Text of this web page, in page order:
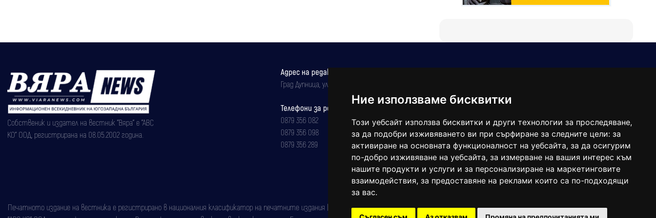
Ние използваме бисквитки
Този уебсайт използва бисквитки и други технологии за проследяване,
за да подобри изживяването ви при сърфиране за следните цели: за
активиране на основната функционалност на уебсайта, за да осигурим
по-добро изживяване на уебсайта, за измерване на вашия интерес към
нашите продукти и услуги и за персонализиране на маркетинговите
взаимодействия, за предоставяне на реклами които са по-подходящи
за вас.
Собственик и издател на вестник "Вяра" е "АВС
КО" ООД, регистрирана на 08.05.2002 година.
Адрес на редакцията
Град Дупница, ул.''Христо Ботев" 43
Телефони за реклама и абонаменти
0879 356 082
0879 356 098
0879 356 289
balgarkanews@gmail.com
Печатното издание на вестника е регистрирано в националния класификатор на печатните издания (Българска национална агенция за ISSN) под номер: ISSN 1312-4722.